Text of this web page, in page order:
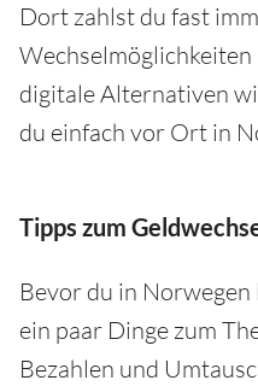
Dort zahlst du fast
digitale Alternativen
du einfach vor Ort in
Tipps zum
Bevor du in Norwegen
ein paar Dinge zum
Bezahlen und